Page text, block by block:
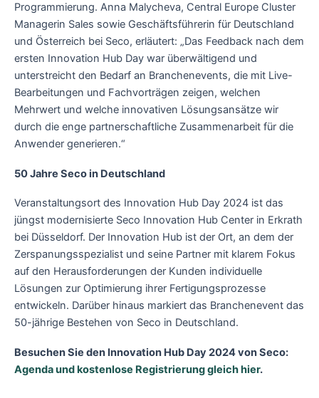
Programmierung. Anna Malycheva, Central Europe Cluster
Managerin Sales sowie Geschäftsführerin für Deutschland
und Österreich bei Seco, erläutert: „Das Feedback nach dem
ersten Innovation Hub Day war überwältigend und
unterstreicht den Bedarf an Branchenevents, die mit Live-
Bearbeitungen und Fachvorträgen zeigen, welchen
Mehrwert und welche innovativen Lösungsansätze wir
durch die enge partnerschaftliche Zusammenarbeit für die
Anwender generieren.“
50 Jahre Seco in Deutschland
Veranstaltungsort des Innovation Hub Day 2024 ist das
jüngst modernisierte Seco Innovation Hub Center in Erkrath
bei Düsseldorf. Der Innovation Hub ist der Ort, an dem der
Zerspanungsspezialist und seine Partner mit klarem Fokus
auf den Herausforderungen der Kunden individuelle
Lösungen zur Optimierung ihrer Fertigungsprozesse
entwickeln. Darüber hinaus markiert das Branchenevent das
50-jährige Bestehen von Seco in Deutschland.
Besuchen Sie den Innovation Hub Day 2024 von Seco:
Agenda und kostenlose Registrierung gleich hier.